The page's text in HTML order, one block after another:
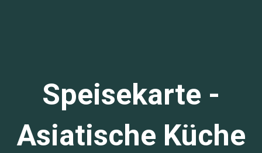
Speisekarte -
Asiatische Küche